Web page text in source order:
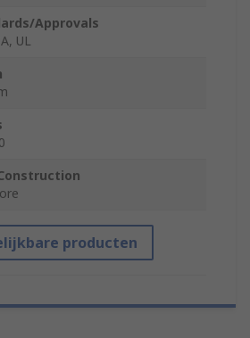
Approvals
UL
producten